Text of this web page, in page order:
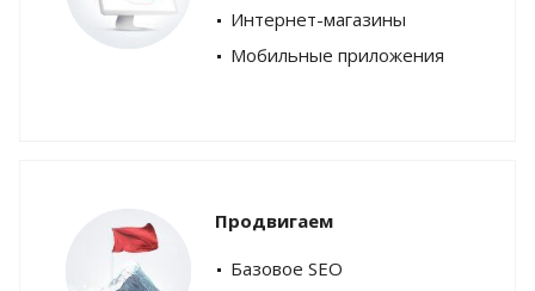
Интернет-магазины
Мобильные приложения
Продвигаем
Базовое SEO